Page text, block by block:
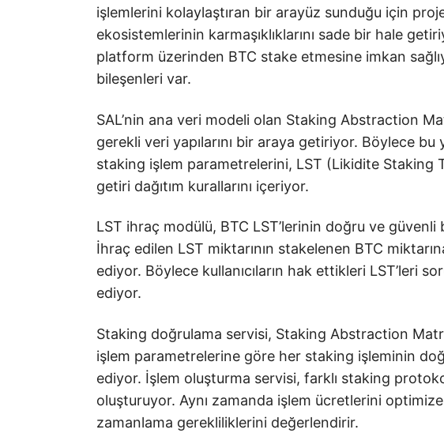
işlemlerini kolaylaştıran bir arayüz sunduğu için
ekosistemlerinin karmaşıklıklarını sade bir hale
platform üzerinden BTC stake etmesine imkan
bileşenleri var.
SAL’nin ana veri modeli olan Staking Abstraction
gerekli veri yapılarını bir araya getiriyor. Böylece bu
staking işlem parametrelerini, LST (Likidite Staking
getiri dağıtım kurallarını içeriyor.
LST ihraç modülü, BTC LST’lerinin doğru ve güvenli
İhraç edilen LST miktarının stakelenen BTC
ediyor. Böylece kullanıcıların hak ettikleri LST’leri
ediyor.
Staking doğrulama servisi, Staking Abstraction
işlem parametrelerine göre her staking işleminin
ediyor. İşlem oluşturma servisi, farklı staking
oluşturuyor. Aynı zamanda işlem ücretlerini
zamanlama gerekliliklerini değerlendirir.